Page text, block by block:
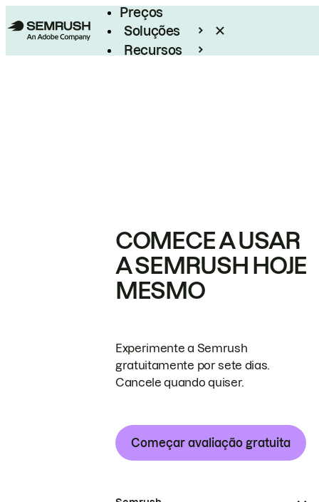
Preços
Soluções
Recursos
COMECE A USAR
A SEMRUSH HOJE
MESMO
Experimente a Semrush
gratuitamente por sete dias.
Cancele quando quiser.
Começar avaliação gratuita